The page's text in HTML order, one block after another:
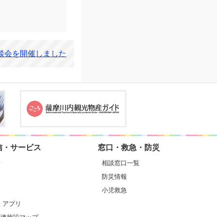
を開催しました
サービス
プリ
窓口・救急・防災
相談窓口一覧
防災情報
小児救急